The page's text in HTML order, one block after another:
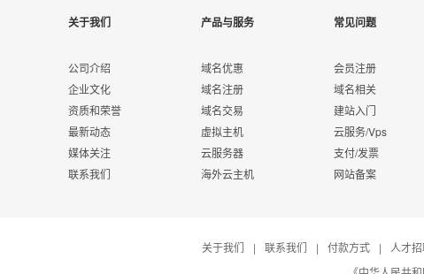
关于我们
公司介绍
企业文化
资质和荣誉
最新动态
媒体关注
联系我们
产品与服务
域名优惠
域名注册
域名交易
虚拟主机
云服务器
海外云主机
常见问题
会员注册
域名相关
建站入门
云服务/Vps
支付/发票
网站备案
关于我们 | 联系我们 | 付款方式 | 人才